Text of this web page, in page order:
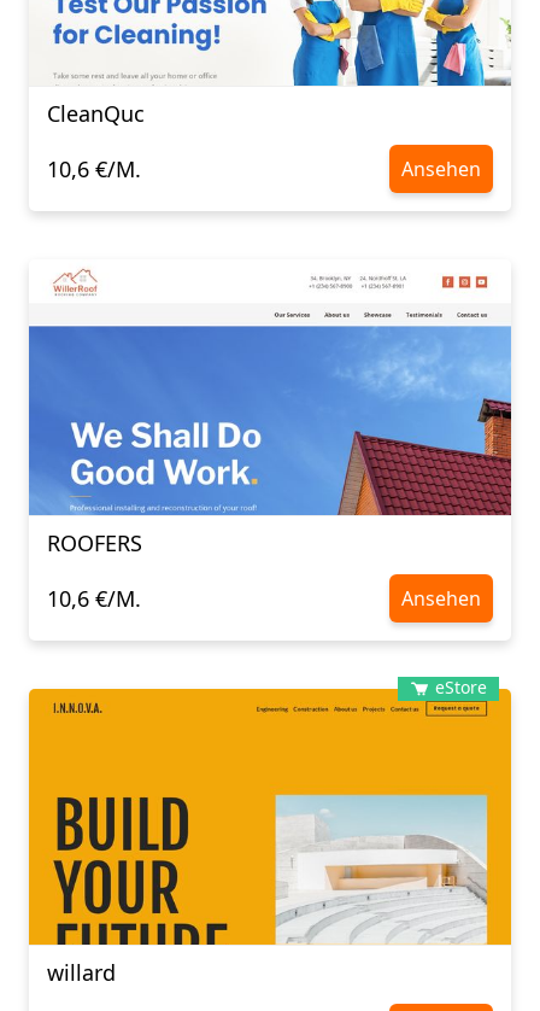
CleanQuc
10,6 €/M.
Ansehen
ROOFERS
10,6 €/M.
Ansehen
eStore
willard